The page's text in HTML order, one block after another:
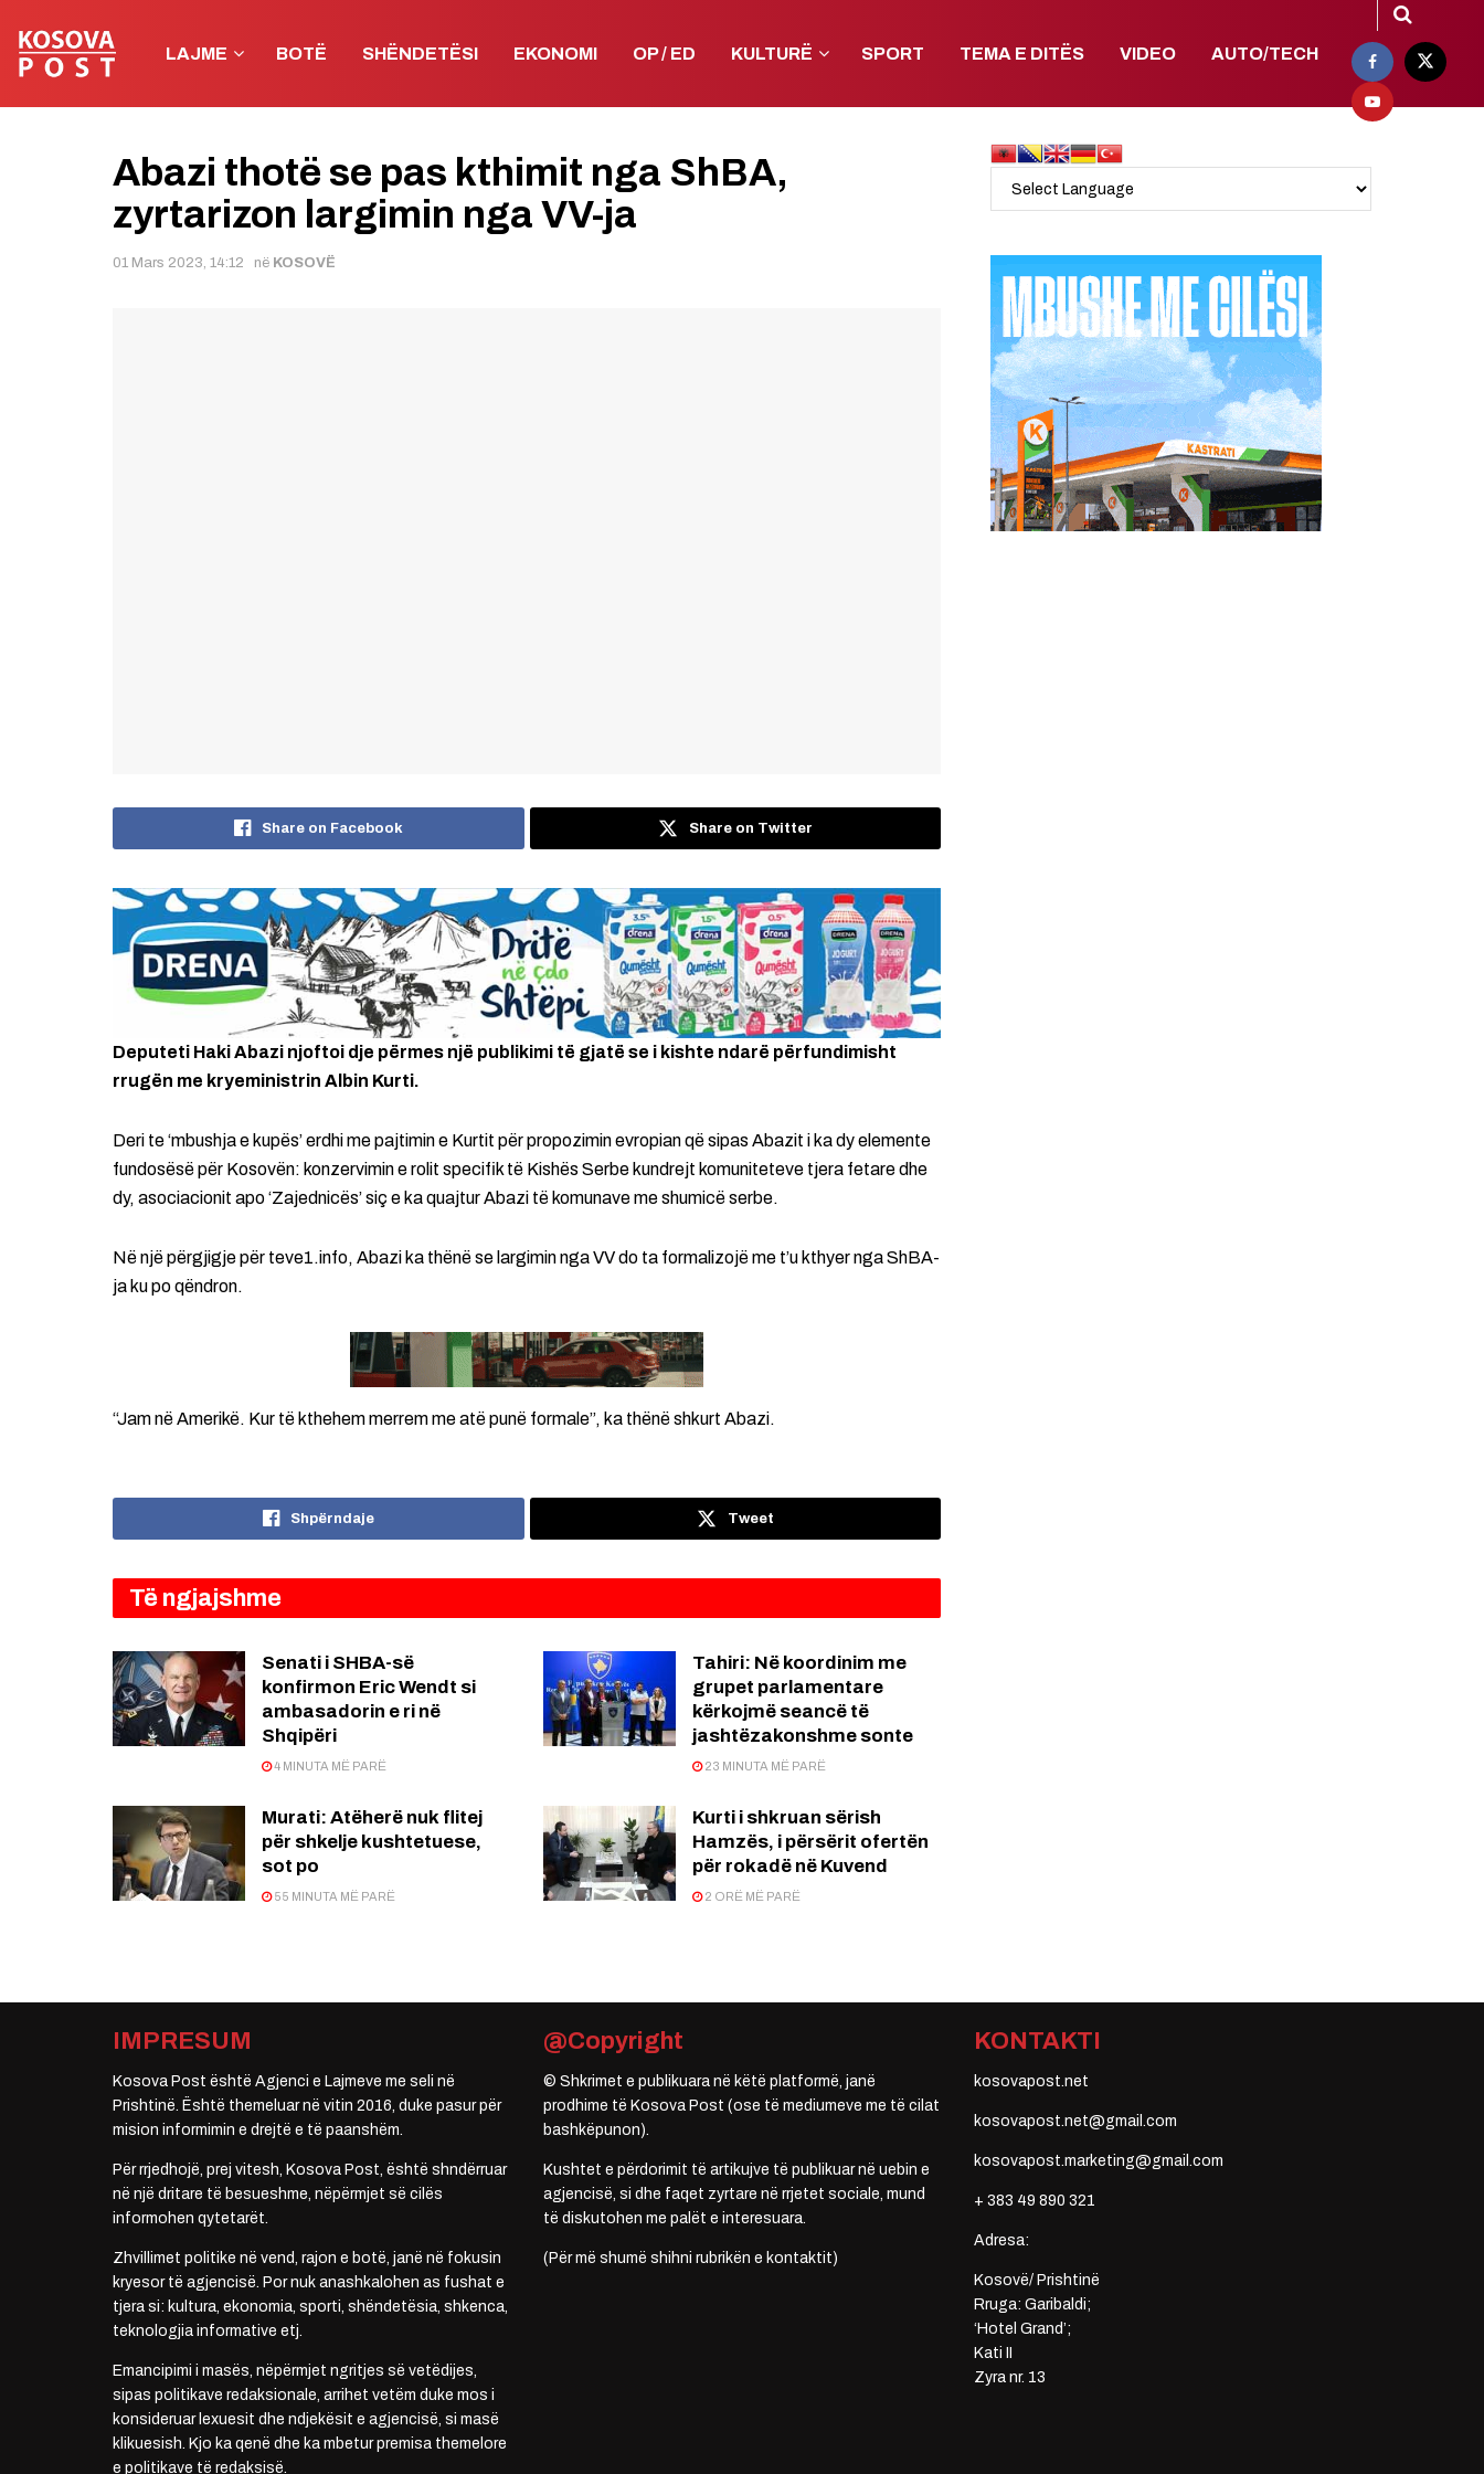
LAJME BOTË SHËNDETËSI EKONOMI OP / ED KULTURË SPORT TEMA E DITËS VIDEO AUTO/TECH
Abazi thotë se pas kthimit nga ShBA,
zyrtarizon largimin nga VV-ja
01 Mars 2023, 14:12 në KOSOVË
Share on Facebook Share on Twitter
Deputeti Haki Abazi njoftoi dje përmes një publikimi të gjatë se i kishte ndarë përfundimisht
rrugën me kryeministrin Albin Kurti.
Deri te ‘mbushja e kupës’ erdhi me pajtimin e Kurtit për propozimin evropian që sipas Abazit i ka dy elemente
fundosësë për Kosovën: konzervimin e rolit specifik të Kishës Serbe kundrejt komuniteteve tjera fetare dhe
dy, asociacionit apo ‘Zajednicës’ siç e ka quajtur Abazi të komunave me shumicë serbe.
Në një përgjigje për teve1.info, Abazi ka thënë se largimin nga VV do ta formalizojë me t’u kthyer nga ShBA-
ja ku po qëndron.
“Jam në Amerikë. Kur të kthehem merrem me atë punë formale”, ka thënë shkurt Abazi.
Shpërndaje Tweet
Të ngjajshme
Senati i SHBA-së
konfirmon Eric Wendt si
ambasadorin e ri në
Shqipëri
4 MINUTA MË PARË
Tahiri: Në koordinim me
grupet parlamentare
kërkojmë seancë të
jashtëzakonshme sonte
23 MINUTA MË PARË
Murati: Atëherë nuk flitej
për shkelje kushtetuese,
sot po
55 MINUTA MË PARË
Kurti i shkruan sërish
Hamzës, i përsërit ofertën
për rokadë në Kuvend
2 ORË MË PARË
IMPRESUM
Kosova Post është Agjenci e Lajmeve me seli në
Prishtinë. Është themeluar në vitin 2016, duke pasur për
mision informimin e drejtë e të paanshëm.
Për rrjedhojë, prej vitesh, Kosova Post, është shndërruar
në një dritare të besueshme, nëpërmjet së cilës
informohen qytetarët.
Zhvillimet politike në vend, rajon e botë, janë në fokusin
kryesor të agjencisë. Por nuk anashkalohen as fushat e
tjera si: kultura, ekonomia, sporti, shëndetësia, shkenca,
teknologjia informative etj.
Emancipimi i masës, nëpërmjet ngritjes së vetëdijes,
sipas politikave redaksionale, arrihet vetëm duke mos i
konsideruar lexuesit dhe ndjekësit e agjencisë, si masë
klikuesish. Kjo ka qenë dhe ka mbetur premisa themelore
e politikave të redaksisë.
@Copyright
© Shkrimet e publikuara në këtë platformë, janë
prodhime të Kosova Post (ose të mediumeve me të cilat
bashkëpunon).
Kushtet e përdorimit të artikujve të publikuar në uebin e
agjencisë, si dhe faqet zyrtare në rrjetet sociale, mund
të diskutohen me palët e interesuara.
(Për më shumë shihni rubrikën e kontaktit)
KONTAKTI
kosovapost.net
kosovapost.net@gmail.com
kosovapost.marketing@gmail.com
+ 383 49 890 321
Adresa:
Kosovë/ Prishtinë
Rruga: Garibaldi;
‘Hotel Grand’;
Kati II
Zyra nr. 13